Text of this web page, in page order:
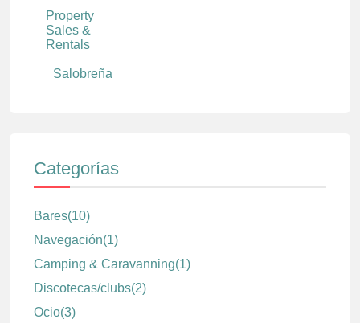
Property
Sales &
Rentals
Salobreña
Categorías
Bares(10)
Navegación(1)
Camping & Caravanning(1)
Discotecas/clubs(2)
Ocio(3)